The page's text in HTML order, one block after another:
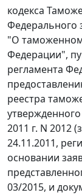
кодекса
Федерального
"О таможенном
Федерации",
регламента
реестра
2011 г. N 2012
24.11.2011,
основании
03/2015, и